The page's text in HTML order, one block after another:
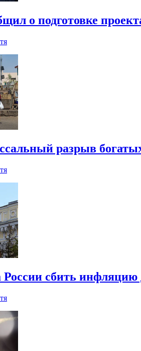
о подготовке
разрыв
сбить инфляцию